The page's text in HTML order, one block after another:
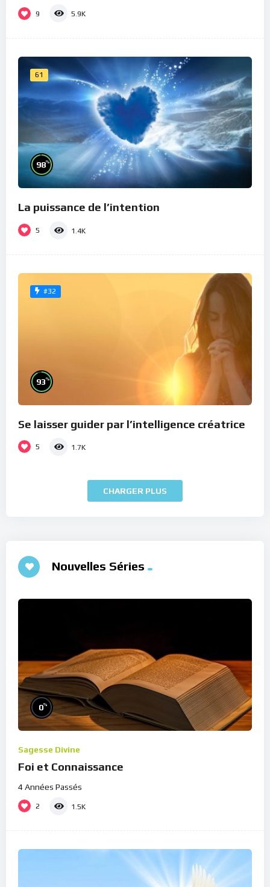
9 5.9K
61
98%
La puissance de l’intention
5 1.4K
#32
93%
Se laisser guider par l’intelligence créatrice
5 1.7K
CHARGER PLUS
Nouvelles Séries
0%
Sagesse Divine
Foi et Connaissance
4 Années Passés
2 1.5K